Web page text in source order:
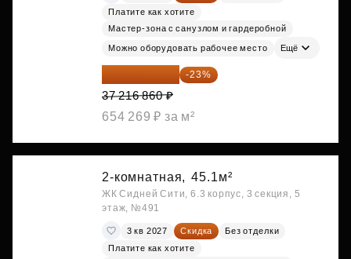
Платите как хотите
Мастер-зона с санузлом и гардеробной
Можно оборудовать рабочее место Ещё
28 656 982 ₽ -23%
37 216 860 ₽
654 269 ₽ за м²
2-комнатная, 45.1м²
ЖК Сидней Сити, 6.3 корпус, 3 секция, 5
этаж, №491
3 кв 2027 Скидка
Без отделки
Платите как хотите